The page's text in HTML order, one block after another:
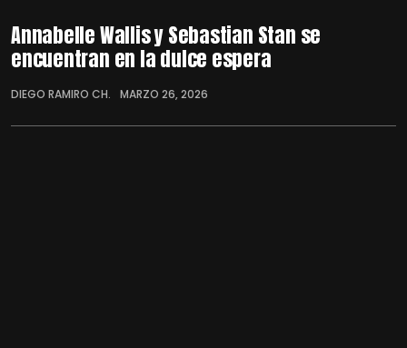
Annabelle Wallis y Sebastian Stan se
encuentran en la dulce espera
DIEGO RAMIRO CH. MARZO 26, 2026